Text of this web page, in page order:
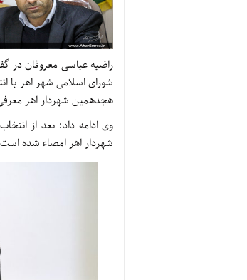
راضیه عباسی معروفان در
شورای اسلامی شهر اهر با
هجدهمین شهردار اهر
وی ادامه داد: بعد از
شهردار اهر امضاء شده